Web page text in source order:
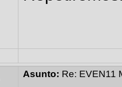
Asunto: Re: EVEN11